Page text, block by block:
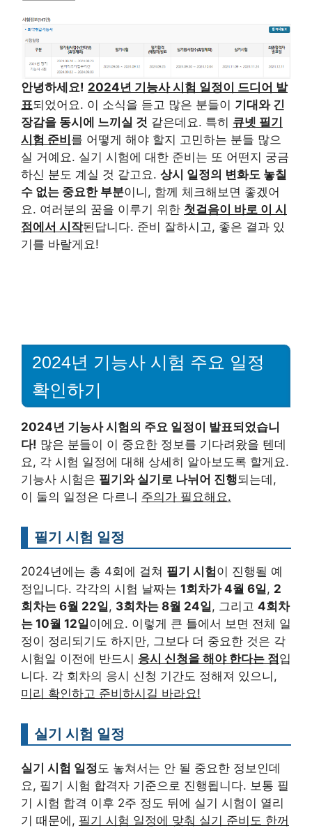
안녕하세요! 2024년 기능사 시험 일정이 드디어 발
표되었어요. 이 소식을 듣고 많은 분들이 기대와 긴
장감을 동시에 느끼실 것 같은데요. 특히 큐넷 필기
시험 준비를 어떻게 해야 할지 고민하는 분들 많으
실 거예요. 실기 시험에 대한 준비는 또 어떤지 궁금
하신 분도 계실 것 같고요. 상시 일정의 변화도 놓칠
수 없는 중요한 부분이니, 함께 체크해보면 좋겠어
요. 여러분의 꿈을 이루기 위한 첫걸음이 바로 이 시
점에서 시작된답니다. 준비 잘하시고, 좋은 결과 있
기를 바랄게요!
2024년 기능사 시험 주요 일정
확인하기
2024년 기능사 시험의 주요 일정이 발표되었습니
다! 많은 분들이 이 중요한 정보를 기다려왔을 텐데
요, 각 시험 일정에 대해 상세히 알아보도록 할게요.
기능사 시험은 필기와 실기로 나뉘어 진행되는데,
이 둘의 일정은 다르니 주의가 필요해요.
필기 시험 일정
2024년에는 총 4회에 걸쳐 필기 시험이 진행될 예
정입니다. 각각의 시험 날짜는 1회차가 4월 6일, 2
회차는 6월 22일, 3회차는 8월 24일, 그리고 4회차
는 10월 12일이에요. 이렇게 큰 틀에서 보면 전체 일
정이 정리되기도 하지만, 그보다 더 중요한 것은 각
시험일 이전에 반드시 응시 신청을 해야 한다는 점입
니다. 각 회차의 응시 신청 기간도 정해져 있으니,
미리 확인하고 준비하시길 바라요!
실기 시험 일정
실기 시험 일정 도 놓쳐서는 안 될 중요한 정보인데
요, 필기 시험 합격자 기준으로 진행됩니다. 보통 필
기 시험 합격 이후 2주 정도 뒤에 실기 시험이 열리
기 때문에, 필기 시험 일정에 맞춰 실기 준비도 한꺼